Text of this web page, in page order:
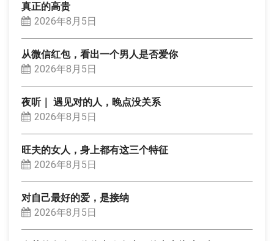
真正的高贵
2026年8月5日
从微信红包，看出一个男人是否爱你
2026年8月5日
夜听｜ 遇见对的人，晚点没关系
2026年8月5日
旺夫的女人，身上都有这三个特征
2026年8月5日
对自己最好的爱，是接纳
2026年8月5日